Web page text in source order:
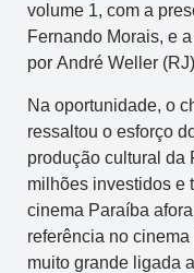
volume 1, com a
Fernando Morais, e
por André Weller
Na oportunidade, o
ressaltou o esforço
produção cultural da
milhões investidos e
cinema Paraíba
referência no
muito grande ligada